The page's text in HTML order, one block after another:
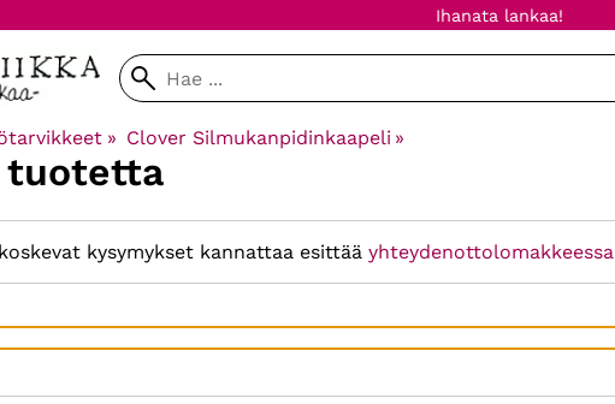
Ihanata lankaa!
‪» Clover Silmukanpidinkaapeli ‪»
tuotetta
kysymykset kannattaa esittää yhteydenottolomakkeessa